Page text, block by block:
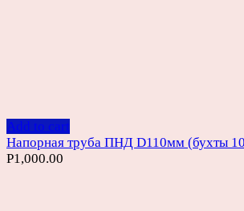
Add to cart
Напорная труба ПНД D110мм (бухты
Р1,000.00